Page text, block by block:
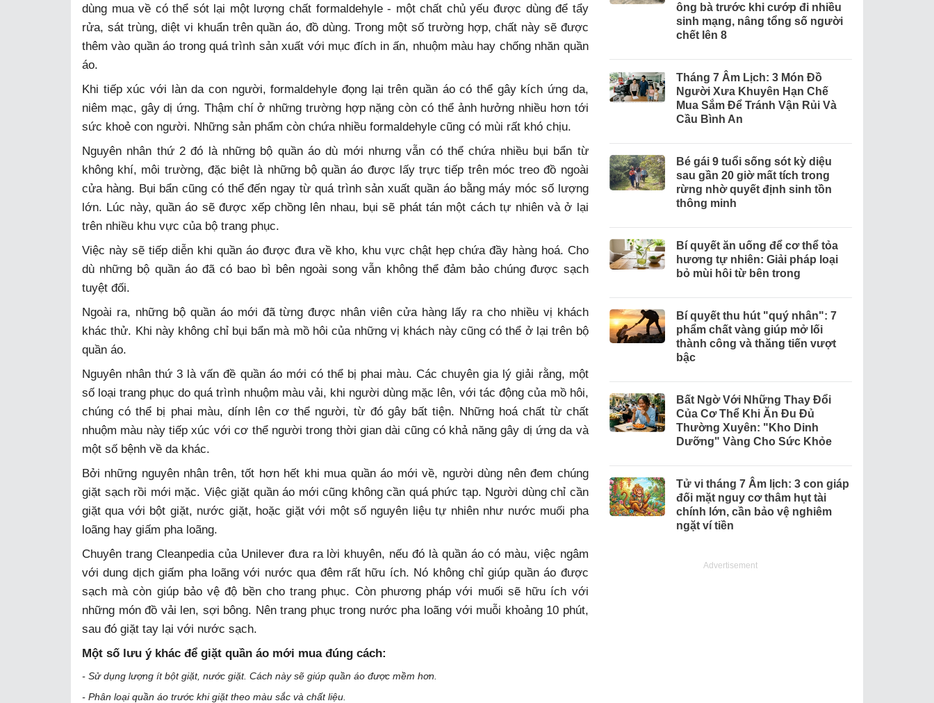
dùng mua về có thể sót lại một lượng chất formaldehyle - một chất chủ yếu được dùng để tẩy
rửa, sát trùng, diệt vi khuẩn trên quần áo, đồ dùng. Trong một số trường hợp, chất này sẽ được
thêm vào quần áo trong quá trình sản xuất với mục đích in ấn, nhuộm màu hay chống nhăn quần
áo.
Khi tiếp xúc với làn da con người, formaldehyle đọng lại trên quần áo có thể gây kích ứng da,
niêm mạc, gây dị ứng. Thậm chí ở những trường hợp nặng còn có thể ảnh hưởng nhiều hơn tới
sức khoẻ con người. Những sản phẩm còn chứa nhiều formaldehyle cũng có mùi rất khó chịu.
Nguyên nhân thứ 2 đó là những bộ quần áo dù mới nhưng vẫn có thể chứa nhiều bụi bẩn từ
không khí, môi trường, đặc biệt là những bộ quần áo được lấy trực tiếp trên móc treo đồ ngoài
cửa hàng. Bụi bẩn cũng có thể đến ngay từ quá trình sản xuất quần áo bằng máy móc số lượng
lớn. Lúc này, quần áo sẽ được xếp chồng lên nhau, bụi sẽ phát tán một cách tự nhiên và ở lại
trên nhiều khu vực của bộ trang phục.
Việc này sẽ tiếp diễn khi quần áo được đưa về kho, khu vực chật hẹp chứa đầy hàng hoá. Cho
dù những bộ quần áo đã có bao bì bên ngoài song vẫn không thể đảm bảo chúng được sạch
tuyệt đối.
Ngoài ra, những bộ quần áo mới đã từng được nhân viên cửa hàng lấy ra cho nhiều vị khách
khác thử. Khi này không chỉ bụi bẩn mà mồ hôi của những vị khách này cũng có thể ở lại trên bộ
quần áo.
Nguyên nhân thứ 3 là vấn đề quần áo mới có thể bị phai màu. Các chuyên gia lý giải rằng, một
số loại trang phục do quá trình nhuộm màu vải, khi người dùng mặc lên, với tác động của mồ hôi,
chúng có thể bị phai màu, dính lên cơ thể người, từ đó gây bất tiện. Những hoá chất từ chất
nhuộm màu này tiếp xúc với cơ thể người trong thời gian dài cũng có khả năng gây dị ứng da và
một số bệnh về da khác.
Bởi những nguyên nhân trên, tốt hơn hết khi mua quần áo mới về, người dùng nên đem chúng
giặt sạch rồi mới mặc. Việc giặt quần áo mới cũng không cần quá phức tạp. Người dùng chỉ cần
giặt qua với bột giặt, nước giặt, hoặc giặt với một số nguyên liệu tự nhiên như nước muối pha
loãng hay giấm pha loãng.
Chuyên trang Cleanpedia của Unilever đưa ra lời khuyên, nếu đó là quần áo có màu, việc ngâm
với dung dịch giấm pha loãng với nước qua đêm rất hữu ích. Nó không chỉ giúp quần áo được
sạch mà còn giúp bảo vệ độ bền cho trang phục. Còn phương pháp với muối sẽ hữu ích với
những món đồ vải len, sợi bông. Nên trang phục trong nước pha loãng với muỗi khoảng 10 phút,
sau đó giặt tay lại với nước sạch.
Một số lưu ý khác để giặt quần áo mới mua đúng cách:
- Sử dụng lượng ít bột giặt, nước giặt. Cách này sẽ giúp quần áo được mềm hơn.
- Phân loại quần áo trước khi giặt theo màu sắc và chất liệu.
ông bà trước khi cướp đi nhiều
sinh mạng, nâng tổng số người
chết lên 8
Tháng 7 Âm Lịch: 3 Món Đồ
Người Xưa Khuyên Hạn Chế
Mua Sắm Để Tránh Vận Rủi Và
Cầu Bình An
Bé gái 9 tuổi sống sót kỳ diệu
sau gần 20 giờ mất tích trong
rừng nhờ quyết định sinh tồn
thông minh
Bí quyết ăn uống để cơ thể tỏa
hương tự nhiên: Giải pháp loại
bỏ mùi hôi từ bên trong
Bí quyết thu hút "quý nhân": 7
phẩm chất vàng giúp mở lối
thành công và thăng tiến vượt
bậc
Bất Ngờ Với Những Thay Đổi
Của Cơ Thể Khi Ăn Đu Đủ
Thường Xuyên: "Kho Dinh
Dưỡng" Vàng Cho Sức Khỏe
Tử vi tháng 7 Âm lịch: 3 con giáp
đối mặt nguy cơ thâm hụt tài
chính lớn, cần bảo vệ nghiêm
ngặt ví tiền
Advertisement